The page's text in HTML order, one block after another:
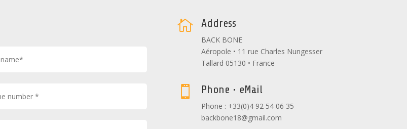
 Address
BACK BONE
Aéropole • 11 rue Charles Nungesser
Tallard 05130 • France
 Phone • eMail
Phone : +33(0)4 92 54 06 35
backbone18@gmail.com